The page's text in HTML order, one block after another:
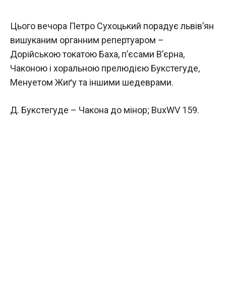
Цього вечора Петро Сухоцький порадує львів’ян
вишуканим органним репертуаром –
Дорійською токатою Баха, п’єсами В’єрна,
Чаконою і хоральною прелюдією Букстегуде,
Менуетом Жиґу та іншими шедеврами.
Д. Букстегуде – Чакона до мінор; BuxWV 159.